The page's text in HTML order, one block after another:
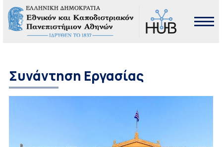
Συνάντηση Εργασίας